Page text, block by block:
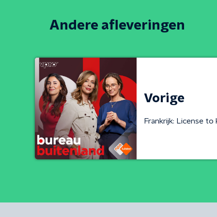
Andere afleveringen
Vorige
Frankrijk: License to